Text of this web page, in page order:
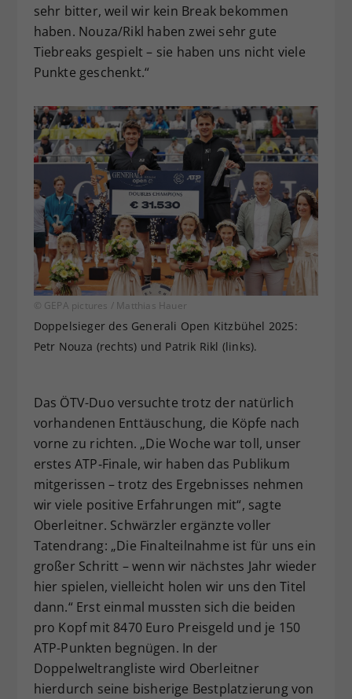
sehr bitter, weil wir kein Break bekommen
haben. Nouza/Rikl haben zwei sehr gute
Tiebreaks gespielt – sie haben uns nicht viele
Punkte geschenkt.“
© GEPA pictures / Matthias Hauer
Doppelsieger des Generali Open Kitzbühel 2025:
Petr Nouza (rechts) und Patrik Rikl (links).
Das ÖTV-Duo versuchte trotz der natürlich
vorhandenen Enttäuschung, die Köpfe nach
vorne zu richten. „Die Woche war toll, unser
erstes ATP‑Finale, wir haben das Publikum
mitgerissen – trotz des Ergebnisses nehmen
wir viele positive Erfahrungen mit“, sagte
Oberleitner. Schwärzler ergänzte voller
Tatendrang: „Die Finalteilnahme ist für uns ein
großer Schritt – wenn wir nächstes Jahr wieder
hier spielen, vielleicht holen wir uns den Titel
dann.“ Erst einmal mussten sich die beiden
pro Kopf mit 8470 Euro Preisgeld und je 150
ATP-Punkten begnügen. In der
Doppelweltrangliste wird Oberleitner
hierdurch seine bisherige Bestplatzierung von